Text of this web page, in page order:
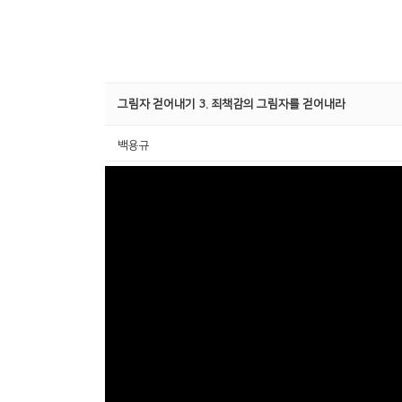
그림자 걷어내기 3. 죄책감의 그림자를 걷어내라
백용규